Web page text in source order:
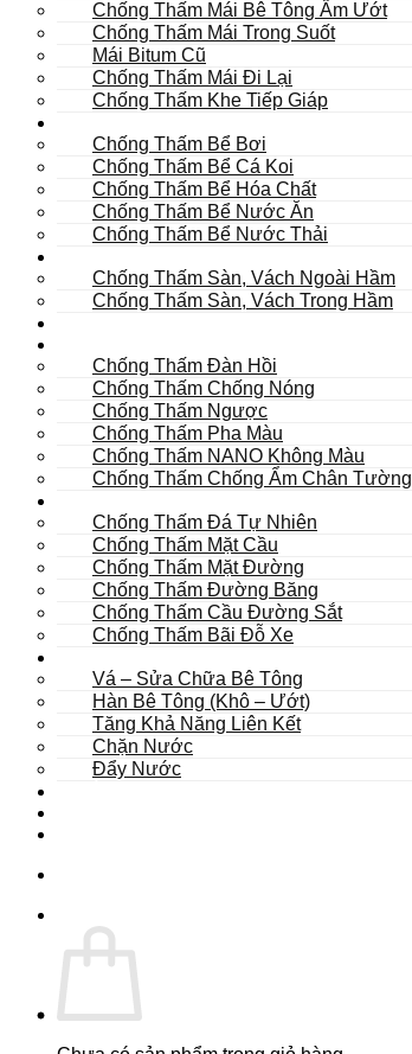
Chống Thấm Mái Bê Tông Ẩm Ướt
Chống Thấm Mái Trong Suốt
Mái Bitum Cũ
Chống Thấm Mái Đi Lại
Chống Thấm Khe Tiếp Giáp
Chống Thấm Bể Bơi
Chống Thấm Bể Cá Koi
Chống Thấm Bể Hóa Chất
Chống Thấm Bể Nước Ăn
Chống Thấm Bể Nước Thải
Chống Thấm Sàn, Vách Ngoài Hầm
Chống Thấm Sàn, Vách Trong Hầm
Chống Thấm Đàn Hồi
Chống Thấm Chống Nóng
Chống Thấm Ngược
Chống Thấm Pha Màu
Chống Thấm NANO Không Màu
Chống Thấm Chống Ẩm Chân Tường
Chống Thấm Đá Tự Nhiên
Chống Thấm Mặt Cầu
Chống Thấm Mặt Đường
Chống Thấm Đường Băng
Chống Thấm Cầu Đường Sắt
Chống Thấm Bãi Đỗ Xe
Vá – Sửa Chữa Bê Tông
Hàn Bê Tông (Khô – Ướt)
Tăng Khả Năng Liên Kết
Chặn Nước
Đẩy Nước